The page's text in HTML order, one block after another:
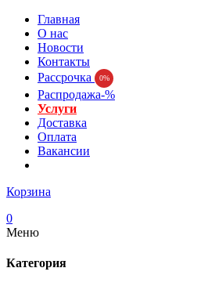
Главная
О нас
Новости
Контакты
Рассрочка
0%
Распродажа-%
Услуги
Доставка
Оплата
Вакансии
Корзина
0
Меню
Категория